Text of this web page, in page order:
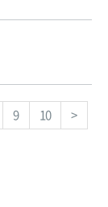
9 10
>